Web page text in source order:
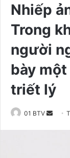
Nhiếp
Trong
người
bày
triết lý
01 BTV